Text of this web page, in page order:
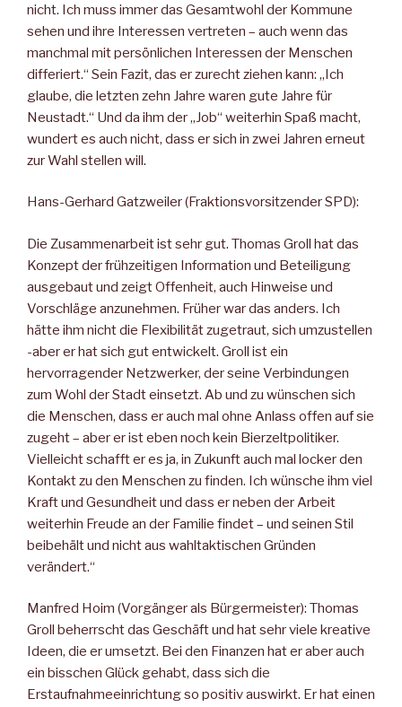
nicht. Ich muss immer das Gesamtwohl der Kommune
sehen und ihre Interessen vertreten – auch wenn das
manchmal mit persönlichen Interessen der Menschen
differiert.“ Sein Fazit, das er zurecht ziehen kann: „Ich
glaube, die letzten zehn Jahre waren gute Jahre für
Neustadt.“ Und da ihm der „Job“ weiterhin Spaß macht,
wundert es auch nicht, dass er sich in zwei Jahren erneut
zur Wahl stellen will.
Hans-Gerhard Gatzweiler (Fraktionsvorsitzender SPD):
Die Zusammenarbeit ist sehr gut. Thomas Groll hat das
Konzept der frühzeitigen Information und Beteiligung
ausgebaut und zeigt Offenheit, auch Hinweise und
Vorschläge anzunehmen. Früher war das anders. Ich
hätte ihm nicht die Flexibilität zugetraut, sich umzustellen
-aber er hat sich gut entwickelt. Groll ist ein
hervorragender Netzwerker, der seine Verbindungen
zum Wohl der Stadt einsetzt. Ab und zu wünschen sich
die Menschen, dass er auch mal ohne Anlass offen auf sie
zugeht – aber er ist eben noch kein Bierzeltpolitiker.
Vielleicht schafft er es ja, in Zukunft auch mal locker den
Kontakt zu den Menschen zu finden. Ich wünsche ihm viel
Kraft und Gesundheit und dass er neben der Arbeit
weiterhin Freude an der Familie findet – und seinen Stil
beibehält und nicht aus wahltaktischen Gründen
verändert.“
Manfred Hoim (Vorgänger als Bürgermeister): Thomas
Groll beherrscht das Geschäft und hat sehr viele kreative
Ideen, die er umsetzt. Bei den Finanzen hat er aber auch
ein bisschen Glück gehabt, dass sich die
Erstaufnahmeeinrichtung so positiv auswirkt. Er hat einen